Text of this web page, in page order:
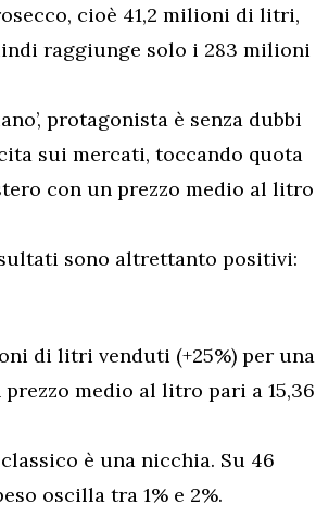
cioè 41,2 milioni di litri,
raggiunge solo i 283 milioni
protagonista è senza dubbi
sui mercati, toccando quota
con un prezzo medio al litro
sono altrettanto positivi:
di litri venduti (+25%) per una
medio al litro pari a 15,36
è una nicchia. Su 46
oscilla tra 1% e 2%.